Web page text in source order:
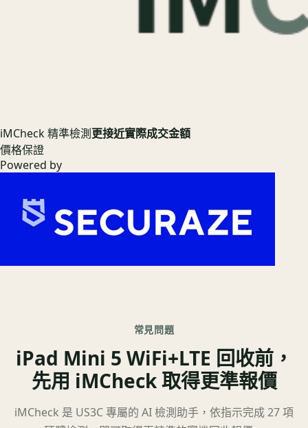
iMCheck 精準檢測更接近實際成交金額
價格保證
Powered by
常見問題
iPad Mini 5 WiFi+LTE 回收前，
先用 iMCheck 取得更準報價
iMCheck 是 US3C 專屬的 AI 檢測助手，依指示完成 27 項